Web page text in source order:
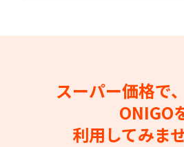
スーパー価格で
ONIGO
利用してみま